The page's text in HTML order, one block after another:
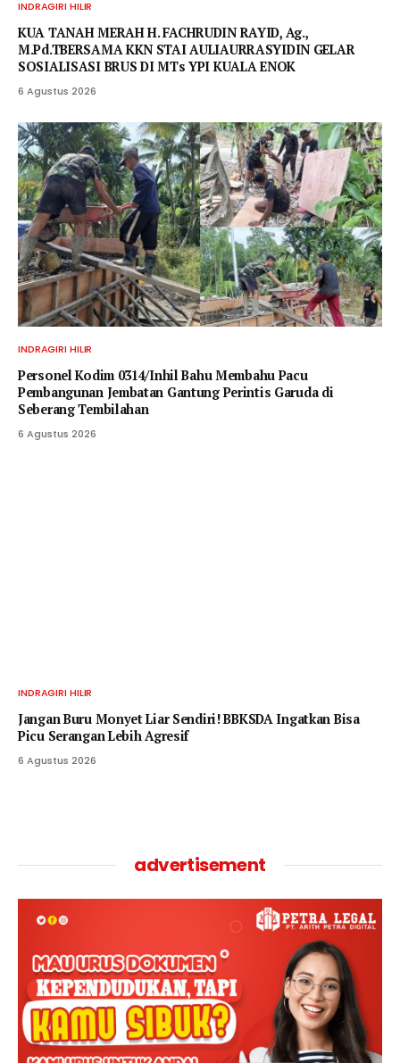
INDRAGIRI HILIR
KUA TANAH MERAH H. FACHRUDIN RAYID, Ag.,
M.Pd.TBERSAMA KKN STAI AULIAURRASYIDIN GELAR
SOSIALISASI BRUS DI MTs YPI KUALA ENOK
6 Agustus 2026
INDRAGIRI HILIR
Personel Kodim 0314/Inhil Bahu Membahu Pacu
Pembangunan Jembatan Gantung Perintis Garuda di
Seberang Tembilahan
6 Agustus 2026
INDRAGIRI HILIR
Jangan Buru Monyet Liar Sendiri! BBKSDA Ingatkan Bisa
Picu Serangan Lebih Agresif
6 Agustus 2026
advertisement